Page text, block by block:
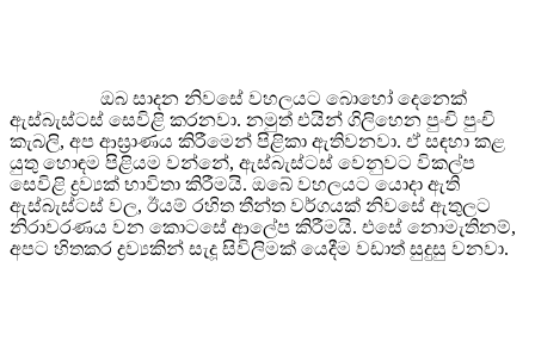
ඔබ සාදන නිවසේ වහලයට බොහෝ දෙනෙක්
ඇස්බැස්ටස් සෙවිළි කරනවා. නමුත් එයින් ගිලිහෙන පුංචි පුංචි
කැබලි, අප ආඝ්‍රාණය කිරීමෙන් පිළිකා ඇතිවනවා. ඒ සඳහා කළ
යුතු හොඳම පිළියම වන්නේ, ඇස්බැස්ටස් වෙනුවට විකල්ප
සෙවිළි ද්‍රව්‍යක් භාවිතා කිරීමයි. ඔබේ වහලයට යොදා ඇති
ඇස්බැස්ටස් වල, ඊයම් රහිත තීන්ත වර්ගයක් නිවසේ ඇතුලට
නිරාවරණය වන කොටසේ ආලේප කිරීමයි. එසේ නොමැතිනම්,
අපට හිතකර ද්‍රව්‍යකින් සැදූ සිවිලිමක් යෙදීම වඩාත් සුදුසු වනවා.